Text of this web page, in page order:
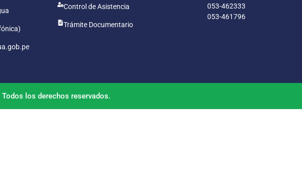
Control de Asistencia
Trámite Documentario
053-462333
053-461796
los derechos reservados.